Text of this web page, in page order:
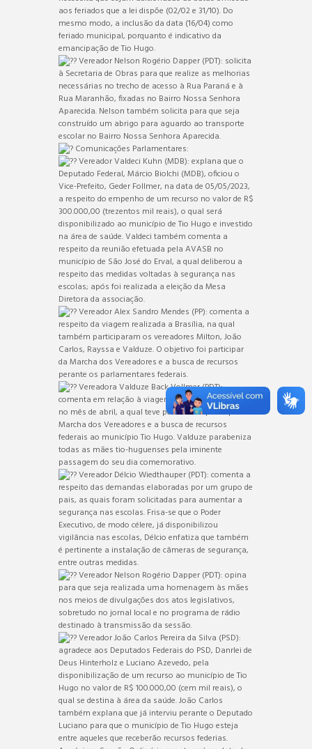
aos feriados que a lei dispõe (02/02 e 31/10). Do
mesmo modo, a inclusão da data (16/04) como
feriado municipal, porquanto é indicativo da
emancipação de Tio Hugo.
Vereador Nelson Rogério Dapper (PDT): solicita
à Secretaria de Obras para que realize as melhorias
necessárias no trecho de acesso à Rua Paraná e à
Rua Maranhão, fixadas no Bairro Nossa Senhora
Aparecida. Nelson também solicita para que seja
construído um abrigo para aguardo ao transporte
escolar no Bairro Nossa Senhora Aparecida.
Comunicações Parlamentares:
Vereador Valdeci Kuhn (MDB): explana que o
Deputado Federal, Márcio Biolchi (MDB), oficiou o
Vice-Prefeito, Geder Follmer, na data de 05/05/2023,
a respeito do empenho de um recurso no valor de R$
300.000,00 (trezentos mil reais), o qual será
disponibilizado ao município de Tio Hugo e investido
na área de saúde. Valdeci também comenta a
respeito da reunião efetuada pela AVASB no
município de São José do Erval, a qual deliberou a
respeito das medidas voltadas à segurança nas
escolas; após foi realizada a eleição da Mesa
Diretora da associação.
Vereador Alex Sandro Mendes (PP): comenta a
respeito da viagem realizada a Brasília, na qual
também participaram os vereadores Milton, João
Carlos, Rayssa e Valduze. O objetivo foi participar
da Marcha dos Vereadores e a busca de recursos
perante os parlamentares federais.
Vereadora Valduze Back Vollmer (PDT):
comenta em relação à viagem a Brasília realizada
no mês de abril, a qual teve por intento participar da
Marcha dos Vereadores e a busca de recursos
federais ao município Tio Hugo. Valduze parabeniza
todas as mães tio-huguenses pela iminente
passagem do seu dia comemorativo.
Vereador Délcio Wiedthauper (PDT): comenta a
respeito das demandas elaboradas por um grupo de
pais, as quais foram solicitadas para aumentar a
segurança nas escolas. Frisa-se que o Poder
Executivo, de modo célere, já disponibilizou
vigilância nas escolas, Délcio enfatiza que também
é pertinente a instalação de câmeras de segurança,
entre outras medidas.
Vereador Nelson Rogério Dapper (PDT): opina
para que seja realizada uma homenagem às mães
nos meios de divulgações dos atos legislativos,
sobretudo no jornal local e no programa de rádio
destinado à transmissão da sessão.
Vereador João Carlos Pereira da Silva (PSD):
agradece aos Deputados Federais do PSD, Danrlei de
Deus Hinterholz e Luciano Azevedo, pela
disponibilização de um recurso ao município de Tio
Hugo no valor de R$ 100.000,00 (cem mil reais), o
qual se destina à área da saúde. João Carlos
também explana que já interviu perante o Deputado
Luciano para que o município de Tio Hugo esteja
entre aqueles que receberão recursos federias.